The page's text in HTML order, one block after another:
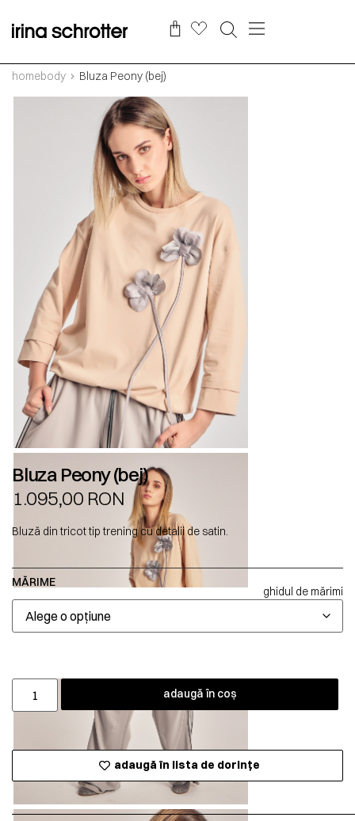
homebody Bluza Peony (bej)
Bluza Peony (bej)
1.095,00 RON
Bluză din tricot tip trening cu detalii de satin.
MĂRIME
ghidul de mărimi
adaugă în coș
adaugă în lista de dorințe